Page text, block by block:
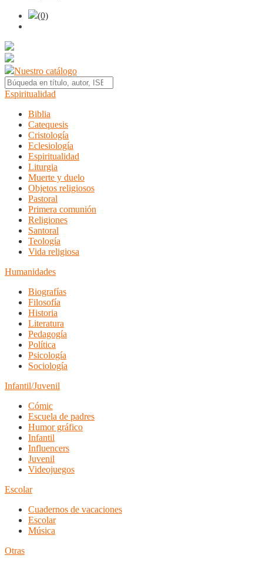
(0)
Nuestro catálogo
Espiritualidad
Biblia
Catequesis
Cristología
Eclesiología
Espiritualidad
Liturgia
Muerte y duelo
Objetos religiosos
Pastoral
Primera comunión
Religiones
Santoral
Teología
Vida religiosa
Humanidades
Biografías
Filosofía
Historia
Literatura
Pedagogía
Política
Psicología
Sociología
Infantil/Juvenil
Cómic
Escuela de padres
Humor gráfico
Infantil
Influencers
Juvenil
Videojuegos
Escolar
Cuadernos de vacaciones
Escolar
Música
Otras